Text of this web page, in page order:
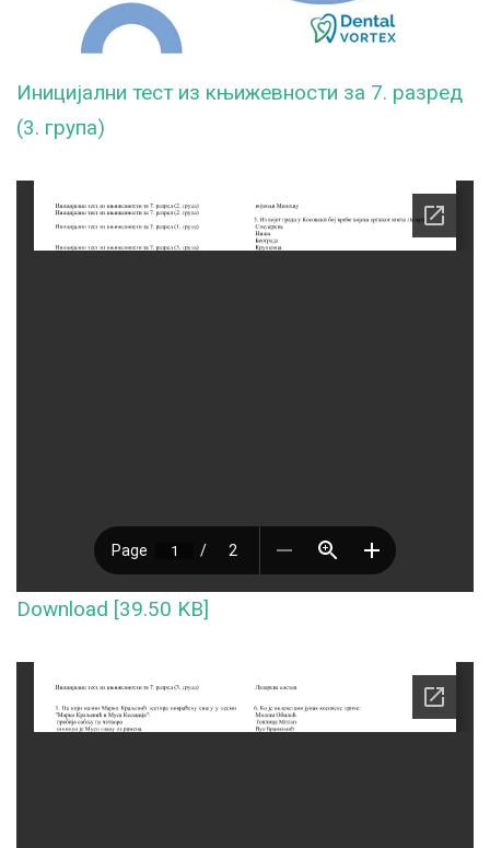
Иницијални тест из књижевности за 7. разред
(3. група)
Download [39.50 KB]